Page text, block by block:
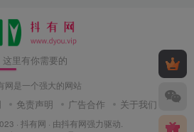
这里有你需要的
网是一个强大的网站
免责声明 广告合作 关于我们
· 抖有网 · 由抖有网强力驱动.